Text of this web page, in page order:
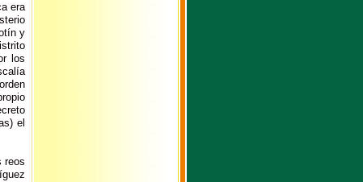
era
y
los
el
reos